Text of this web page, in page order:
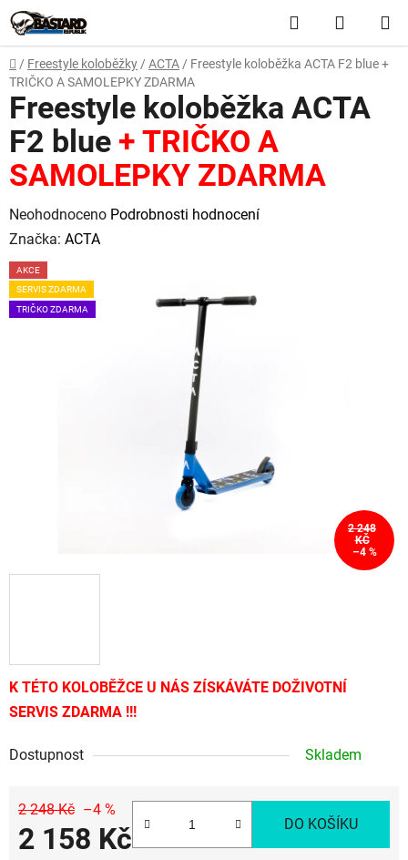
Přejít
na
obsah
Hledat
KOŠÍK
Domů
/ Freestyle koloběžky / ACTA / Freestyle koloběžka ACTA F2 blue+
TRIČKO A SAMOLEPKY ZDARMA
K TÉTO KOLOBĚŽCE U NÁS ZÍSKÁVÁTE DOŽIVOTNÍ
SERVIS ZDARMA !!!
Dostupnost Skladem
2 248 Kč –4 %
2 158 Kč DO KOŠÍKU
Freestyle koloběžka ACTA
F2 blue + TRIČKO A
SAMOLEPKY ZDARMA
Průměrné
hodnocení
produktu
je
0,0
Neohodnoceno Podrobnosti hodnocení
Značka: ACTA
AKCE
SERVIS ZDARMA
TRIČKO ZDARMA
2 248
KČ
–4 %